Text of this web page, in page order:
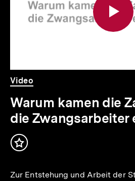
Video
Dauer
2
Min.
Video
Warum kamen die
die Zwangsarbeiter
Inhalt
Zur Entstehung und Arbeit der